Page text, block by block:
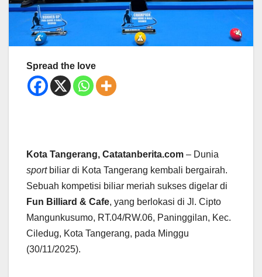
Spread the love
Kota Tangerang, Catatanberita.com – Dunia
sportbiliar di Kota Tangerang kembali bergairah.
Sebuah kompetisi biliar meriah sukses digelar di
Fun Billiard & Cafe, yang berlokasi di Jl. Cipto
Mangunkusumo, RT.04/RW.06, Paninggilan, Kec.
Ciledug, Kota Tangerang, pada Minggu
(30/11/2025).